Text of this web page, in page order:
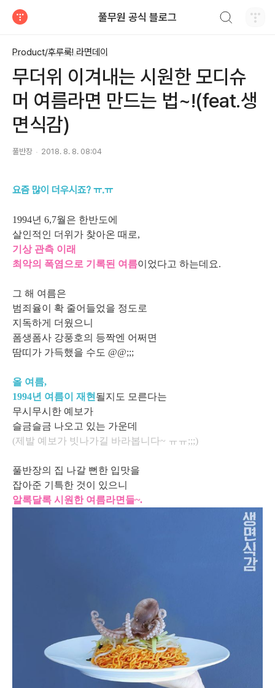
풀무원 공식 블로그
Product/후루룩! 라면데이
무더위 이겨내는 시원한 모디슈
머 여름라면 만드는 법~!(feat.생
면식감)
풀반장 2018. 8. 8. 08:04
요즘 많이 더우시죠? ㅠ.ㅠ
1994년 6,7월은 한반도에
살인적인 더위가 찾아온 때로,
기상 관측 이래
최악의 폭염으로 기록된 여름이었다고 하는데요.
그 해 여름은
범죄율이 확 줄어들었을 정도로
지독하게 더웠으니
폼생폼사 강풍호의 등짝엔 어쩌면
땀띠가 가득했을 수도 @@;;;
올 여름,
1994년 여름이 재현 될지도 모른다는
무시무시한 예보가
슬금슬금 나오고 있는 가운데
(제발 예보가 빗나가길 바라봅니다~ ㅠㅠ;;;)
풀반장의 집 나갈 뻔한 입맛을
잡아준 기특한 것이 있으니
알록달록 시원한 여름라면들~.